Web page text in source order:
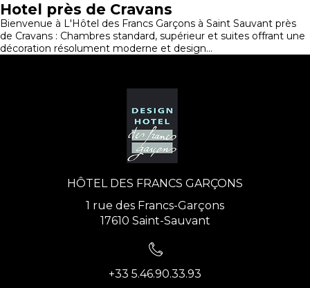
Hotel près de Cravans
Bienvenue à L'Hôtel des Francs Garçons à Saint Sauvant près
de Cravans : Chambres standard, supérieur et suites offrant une
décoration résolument moderne et design...
HÔTEL DES FRANCS GARÇONS
1 rue des Francs-Garçons
17610 Saint-Sauvant
+33 5.46.90.33.93